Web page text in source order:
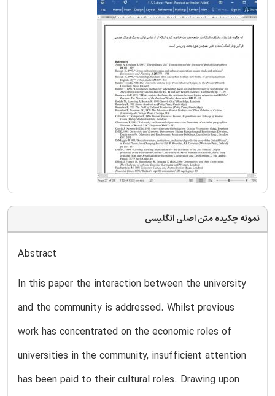
نمونه چکیده متن اصلی انگلیسی
Abstract
In this paper the interaction between the university
and the community is addressed. Whilst previous
work has concentrated on the economic roles of
universities in the community, insufficient attention
has been paid to their cultural roles. Drawing upon